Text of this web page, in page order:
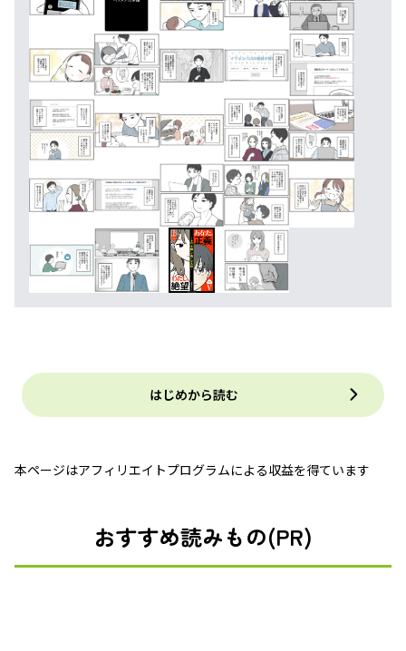
はじめから読む
本ページはアフィリエイトプログラムによる収益を得ています
おすすめ読みもの(PR)